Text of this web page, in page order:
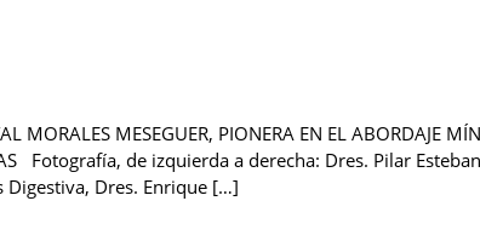
MORALES MESEGUER, PIONERA EN EL ABORDAJE
Fotografía, de izquierda a derecha: Dres. Pilar
Digestiva, Dres. Enrique […]